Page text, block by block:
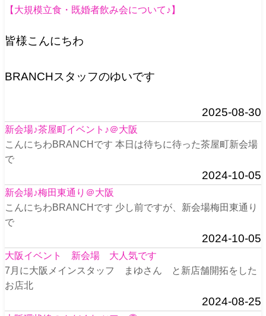
【大規模立食・既婚者飲み会について♪】
皆様こんにちわ
BRANCHスタッフのゆいです
2025-08-30
新会場♪茶屋町イベント♪＠大阪
こんにちわBRANCHです 本日は待ちに待った茶屋町新会場
で
2024-10-05
新会場♪梅田東通り＠大阪
こんにちわBRANCHです 少し前ですが、新会場梅田東通り
で
2024-10-05
大阪イベント 新会場 大人気です
7月に大阪メインスタッフ まゆさん と新店舗開拓をした
お店北
2024-08-25